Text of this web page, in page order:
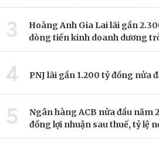
3
Hoàng Anh Gia Lai lãi gần
dòng tiền kinh doanh dương
4 PNJ lãi gần 1.200 tỷ đồng nửa
5
Ngân hàng ACB nửa đầu năm
đồng lợi nhuận sau thuế, tỷ lệ